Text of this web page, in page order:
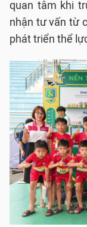
quan tâm khi
nhận tư vấn từ
phát triển thể